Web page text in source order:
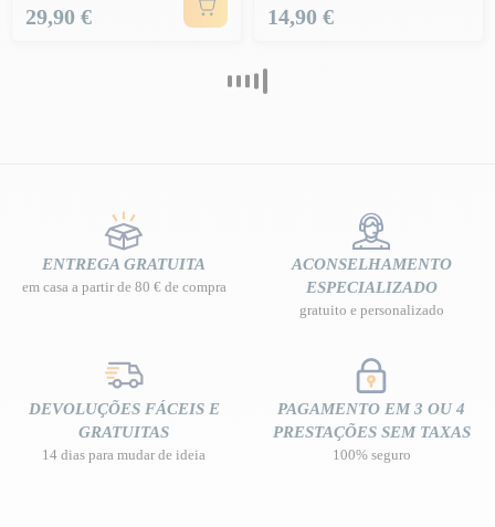
Preço
29,90 € Preço
14,90 €
ENTREGA GRATUITA
em casa a partir de 80 € de compra
ACONSELHAMENTO
ESPECIALIZADO
gratuito e personalizado
DEVOLUÇÕES FÁCEIS E
GRATUITAS
14 dias para mudar de ideia
PAGAMENTO EM 3 OU 4
PRESTAÇÕES SEM TAXAS
100% seguro